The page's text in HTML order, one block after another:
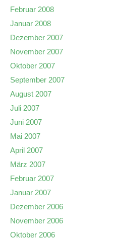
Februar 2008
Januar 2008
Dezember 2007
November 2007
Oktober 2007
September 2007
August 2007
Juli 2007
Juni 2007
Mai 2007
April 2007
März 2007
Februar 2007
Januar 2007
Dezember 2006
November 2006
Oktober 2006